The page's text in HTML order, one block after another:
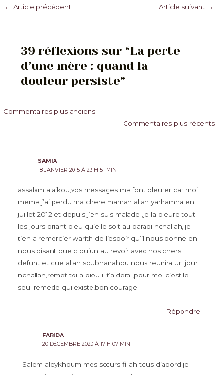
Navigation
← Article précédent Article suivant →
39 réflexions sur “La perte
d’une mère : quand la
douleur persiste”
Commentaires
Commentaires plus anciens
Commentaires plus récents
SAMIA
18 JANVIER 2015 À 23 H 51 MIN
assalam alaikou,vos messages me font pleurer car moi
meme j’ai perdu ma chere maman allah yarhamha en
juillet 2012 et depuis j’en suis malade ,je la pleure tout
les jours priant dieu qu’elle soit au paradi nchallah,;je
tien a remercier warith de l’espoir qu’il nous donne en
nous disant que c qu’un au revoir avec nos chers
defunt et que allah soubhanahou nous reunira un jour
nchallah,remet toi a dieu il t’aidera ,pour moi c’est le
seul remede qui existe,bon courage
Répondre
FARIDA
20 DÉCEMBRE 2020 À 17 H 07 MIN
Salem aleykhoum mes sœurs fillah tous d’abord je